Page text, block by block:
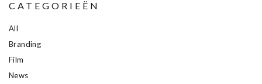
CATEGORIEËN
All
Branding
Film
News